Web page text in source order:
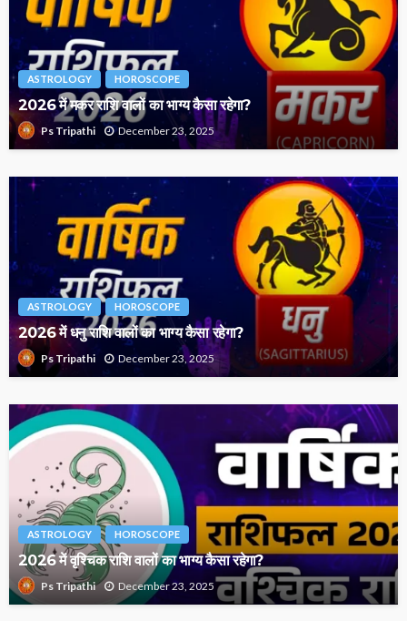
ASTROLOGY HOROSCOPE
2026 में मकर राशि वालों का भाग्य कैसा रहेगा?
Ps Tripathi December 23, 2025
ASTROLOGY HOROSCOPE
2026 में धनु राशि वालों का भाग्य कैसा रहेगा?
Ps Tripathi December 23, 2025
ASTROLOGY HOROSCOPE
2026 में वृश्चिक राशि वालों का भाग्य कैसा रहेगा?
Ps Tripathi December 23, 2025